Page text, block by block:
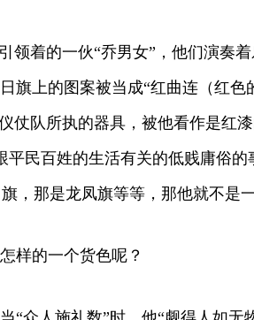
领着的一伙“乔男女”，他们演奏
旗上的图案被当成“红曲连（红
仗队所执的器具，被他看作是红
民百姓的生活有关的低贱庸俗
，那是龙凤旗等等，那他就不是
样的一个货色呢？